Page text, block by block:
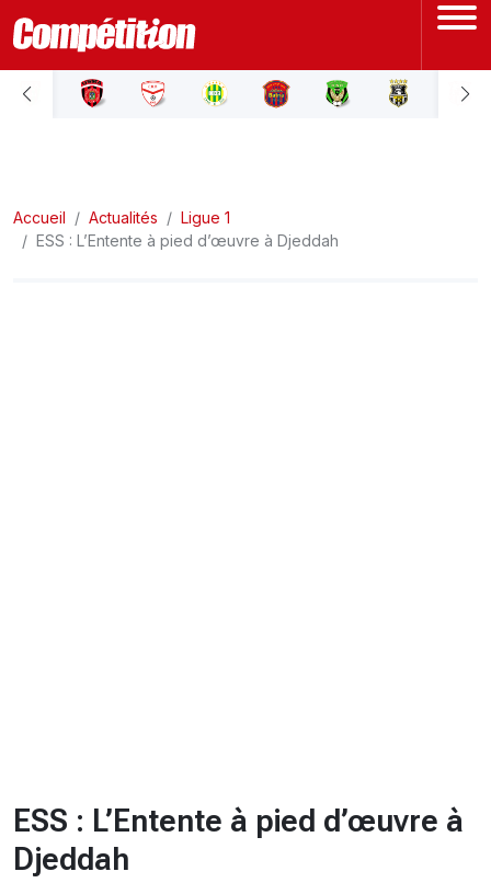
ACCUEIL
LIGUE 2
Accueil Actualités
Ligue 1
ESS : L’Entente à pied d’œuvre à Djeddah
ESS : L’Entente à pied d’œuvre à
Djeddah